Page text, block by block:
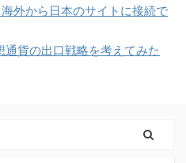
海外から日本のサイトに接続で
通貨の出口戦略を考えてみた